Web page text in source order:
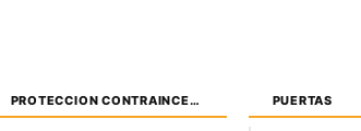
PROTECCION CONTRAINCENDIOS PUERTAS